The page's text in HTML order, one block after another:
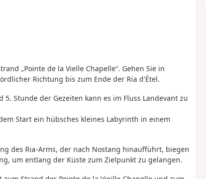
„Pointe de la Vielle Chapelle“. Gehen Sie in
Richtung bis zum Ende der Ria d'Étel.
Stunde der Gezeiten kann es im Fluss Landevant zu
Start ein hübsches kleines Labyrinth in einem
des Ria-Arms, der nach Nostang hinaufführt, biegen
um entlang der Küste zum Zielpunkt zu gelangen.